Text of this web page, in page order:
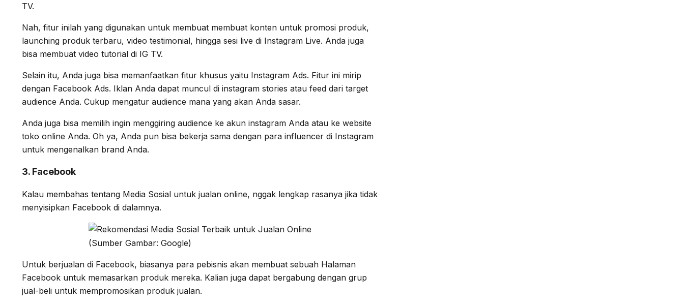
TV.
Nah, fitur inilah yang digunakan untuk membuat membuat konten untuk promosi produk,
launching produk terbaru, video testimonial, hingga sesi live di Instagram Live. Anda juga
bisa membuat video tutorial di IG TV.
Selain itu, Anda juga bisa memanfaatkan fitur khusus yaitu Instagram Ads. Fitur ini mirip
dengan Facebook Ads. Iklan Anda dapat muncul di instagram stories atau feed dari target
audience Anda. Cukup mengatur audience mana yang akan Anda sasar.
Anda juga bisa memilih ingin menggiring audience ke akun instagram Anda atau ke website
toko online Anda. Oh ya, Anda pun bisa bekerja sama dengan para influencer di Instagram
untuk mengenalkan brand Anda.
3. Facebook
Kalau membahas tentang Media Sosial untuk jualan online, nggak lengkap rasanya jika tidak
menyisipkan Facebook di dalamnya.
(Sumber Gambar: Google)
Untuk berjualan di Facebook, biasanya para pebisnis akan membuat sebuah Halaman
Facebook untuk memasarkan produk mereka. Kalian juga dapat bergabung dengan grup
jual-beli untuk mempromosikan produk jualan.